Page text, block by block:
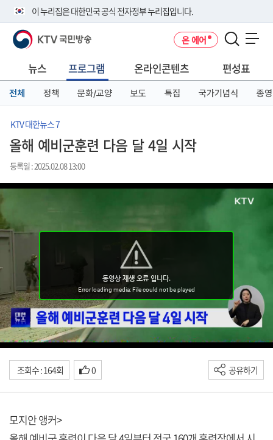
이 누리집은 대한민국 공식 전자정부 누리집입니다.
공식 누리집 주소 확인하기
니다.
이밖에 or.kr 또는 .kr등 다른 도메인 주소를 사용하고 있다면 아래 URL에
서 도메인 주소를 확인해 보세요
KTV 국민방송 온 에어
뉴스 프로그램 온라인콘텐츠 편성표
전체 정책 문화/교양 보도 특집 국가기념식 종영
KTV 대한뉴스 7
올해 예비군훈련 다음 달 4일 시작
등록일 : 2025.02.08 13:00
조회수 : 164회 0 공유하기
모지안 앵커>